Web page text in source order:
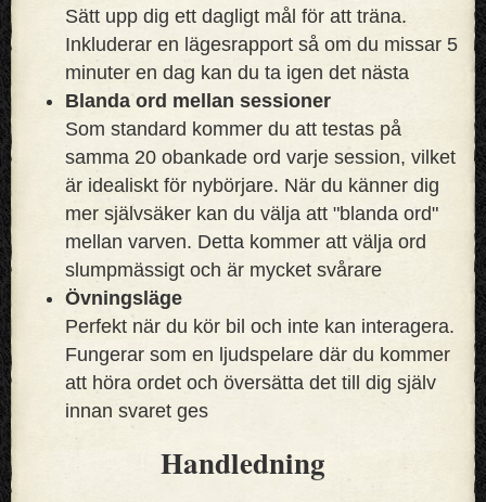
Sätt upp dig ett dagligt mål för att träna.
Inkluderar en lägesrapport så om du missar 5
minuter en dag kan du ta igen det nästa
Blanda ord mellan sessioner
Som standard kommer du att testas på
samma 20 obankade ord varje session, vilket
är idealiskt för nybörjare. När du känner dig
mer självsäker kan du välja att "blanda ord"
mellan varven. Detta kommer att välja ord
slumpmässigt och är mycket svårare
Övningsläge
Perfekt när du kör bil och inte kan interagera.
Fungerar som en ljudspelare där du kommer
att höra ordet och översätta det till dig själv
innan svaret ges
Handledning